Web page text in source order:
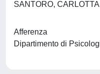
SANTORO, CARLOTTA
Afferenza
Dipartimento di